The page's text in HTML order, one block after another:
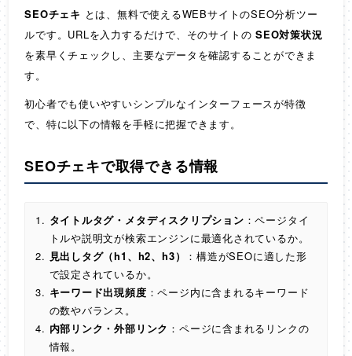
SEOチェキ とは、無料で使えるWEBサイトのSEO分析ツー
ルです。URLを入力するだけで、そのサイトのSEO対策状況
を素早くチェックし、主要なデータを確認することができま
す。
初心者でも使いやすいシンプルなインターフェースが特徴
で、特に以下の情報を手軽に把握できます。
SEOチェキで取得できる情報
タイトルタグ・メタディスクリプション ：ページタイ
トルや説明文が検索エンジンに最適化されているか。
見出しタグ（h1、h2、h3）
：構造がSEOに適した形
で設定されているか。
キーワード出現頻度 ：ページ内に含まれるキーワード
の数やバランス。
内部リンク・外部リンク ：ページに含まれるリンクの
情報。